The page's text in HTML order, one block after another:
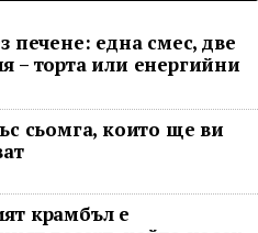
печене: една смес, две
– торта или енергийни
сьомга, които ще ви
крамбъл е